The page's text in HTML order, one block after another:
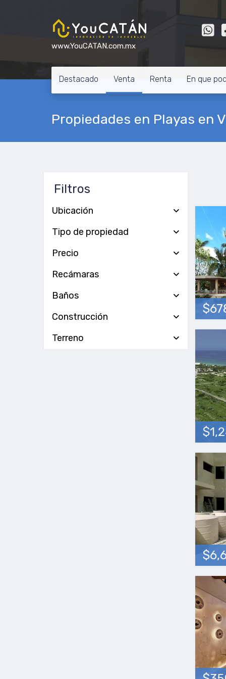
www.YouCATAN.com.mx
Destacado Venta Renta En que
Propiedades en Playas en
Filtros
Ubicación
Tipo de propiedad
Precio
Recámaras
Baños
Construcción
Terreno